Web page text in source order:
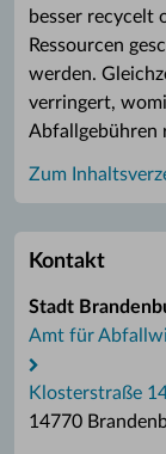
besser recycelt
Ressourcen
werden.
verringert,
Abfallgebühren
Zum
Kontakt
Stadt
Amt für
Klosterstraße
14770